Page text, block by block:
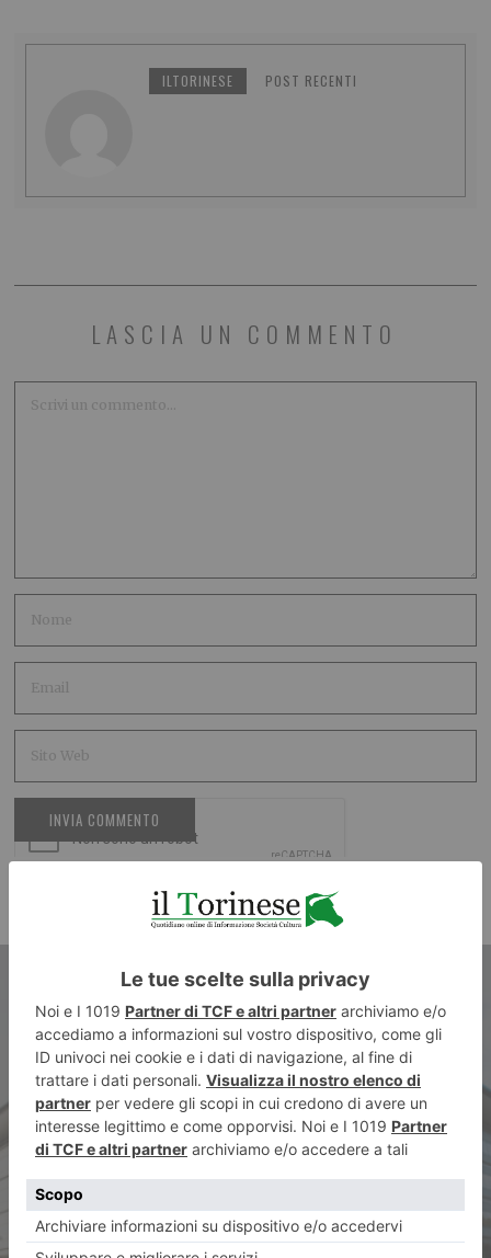
ILTORINESE POST RECENTI
LASCIA UN COMMENTO
ARTICOLO PRECEDENTE
Gli atenei piemontesi contro il
conflitto in Ucraina